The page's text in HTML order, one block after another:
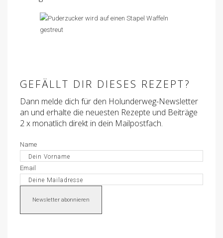
GEFÄLLT DIR DIESES REZEPT?
Dann melde dich für den Holunderweg-Newsletter
an und erhalte die neuesten Rezepte und Beiträge
2 x monatlich direkt in dein Mailpostfach.
Name
Email
Newsletter abonnieren